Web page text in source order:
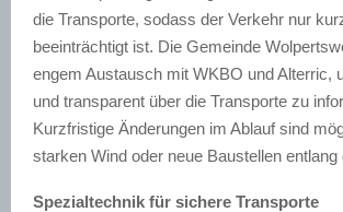
die Transporte, sodass der Verkehr nur
beeinträchtigt ist. Die Gemeinde
engem Austausch mit WKBO und Alterric,
und transparent über die Transporte zu
Kurzfristige Änderungen im Ablauf sind
starken Wind oder neue Baustellen entlang
Spezialtechnik für sichere Transporte